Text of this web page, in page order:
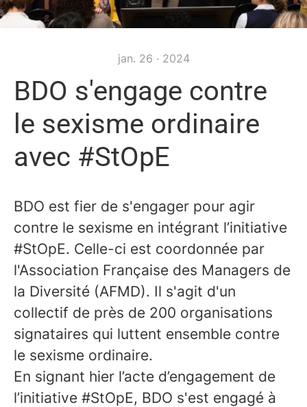
jan. 26 · 2024
BDO s'engage contre
le sexisme ordinaire
avec #StOpE
BDO est fier de s'engager pour agir
contre le sexisme en intégrant l’initiative
#StOpE. Celle-ci est coordonnée par
l'Association Française des Managers de
la Diversité (AFMD). Il s'agit d'un
collectif de près de 200 organisations
signataires qui luttent ensemble contre
le sexisme ordinaire.
En signant hier l’acte d’engagement de
l’initiative #StOpE, BDO s'est engagé à